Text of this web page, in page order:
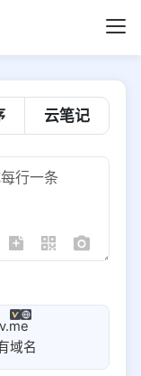
云笔记
域名